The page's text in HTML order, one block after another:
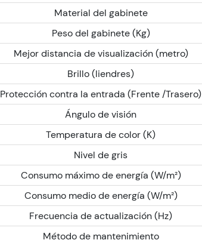
Material del gabinete
Peso del gabinete (Kg)
Mejor distancia de visualización (metro)
Brillo (liendres)
Protección contra la entrada (Frente /Trasero)
Ángulo de visión
Temperatura de color (K)
Nivel de gris
Consumo máximo de energía (W/m²)
Consumo medio de energía (W/m²)
Frecuencia de actualización (Hz)
Método de mantenimiento